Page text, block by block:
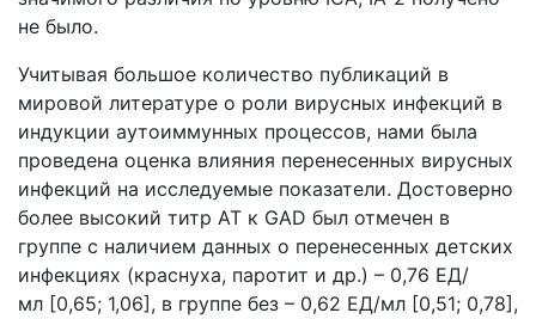
не было.
Учитывая большое количество публикаций в
мировой литературе о роли вирусных инфекций в
индукции аутоиммунных процессов, нами была
проведена оценка влияния перенесенных вирусных
инфекций на исследуемые показатели. Достоверно
более высокий титр АТ к GAD был отмечен в
группе с наличием данных о перенесенных детских
инфекциях (краснуха, паротит и др.) – 0,76 ЕД/
мл [0,65; 1,06], в группе без – 0,62 ЕД/мл [0,51; 0,78],